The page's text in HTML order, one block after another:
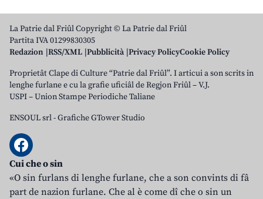
La Patrie dal Friûl Copyright © La Patrie dal Friûl
Partita IVA 01299830305
Redazion RSS/XML Pubblicità Privacy PolicyCookie Policy
Proprietât Clape di Culture “Patrie dal Friûl”. I articui a son scrits in
lenghe furlane e cu la grafie uficiâl de Regjon Friûl – V.J.
USPI – Union Stampe Periodiche Taliane
ENSOUL srl-Grafiche GTower Studio
Cui che o sin
«O sin furlans di lenghe furlane, che a son convints di fâ
part de nazion furlane. Che al è come dî che o sin un